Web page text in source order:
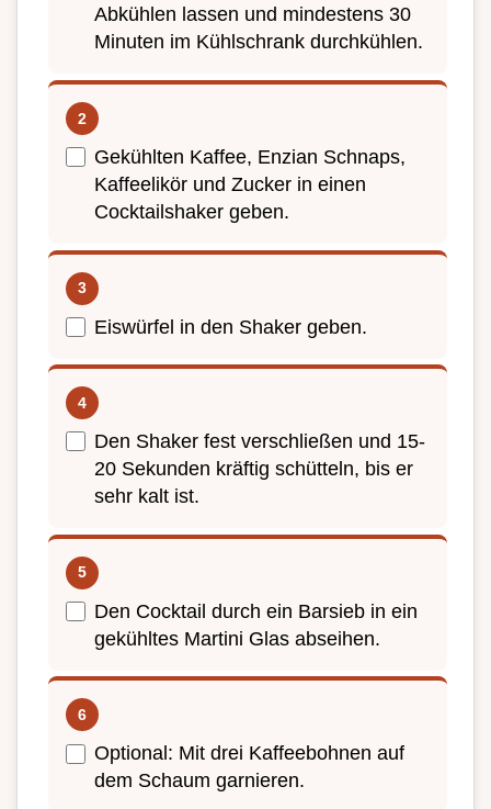
Abkühlen lassen und mindestens 30
Minuten im Kühlschrank durchkühlen.
Gekühlten Kaffee, Enzian Schnaps,
Kaffeelikör und Zucker in einen
Cocktailshaker geben.
Eiswürfel in den Shaker geben.
Den Shaker fest verschließen und 15-
20 Sekunden kräftig schütteln, bis er
sehr kalt ist.
Den Cocktail durch ein Barsieb in ein
gekühltes Martini Glas abseihen.
Optional: Mit drei Kaffeebohnen auf
dem Schaum garnieren.